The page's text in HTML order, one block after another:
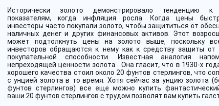
Исторически золото демонстрировало тенденцию к
показателям, когда инфляция росла. Когда цены
инвесторы часто покупали золото, чтобы защититься от
наличных денег и других финансовых активов. Этот
может подтолкнуть цены на золото выше, поскольку
инвесторов обращаются к нему как к средству защиты от
покупательной способности. Известная аналогия
непреходящей ценности золота . Она гласит, что в 1930-х
хорошего качества стоил около 20 фунтов стерлингов, что
с унцией золота в то время. Хотя сейчас за унцию золота
фунтов стерлингов) все еще можно купить
ваши 20 фунтов стерлингов с трудом позволят вам купить